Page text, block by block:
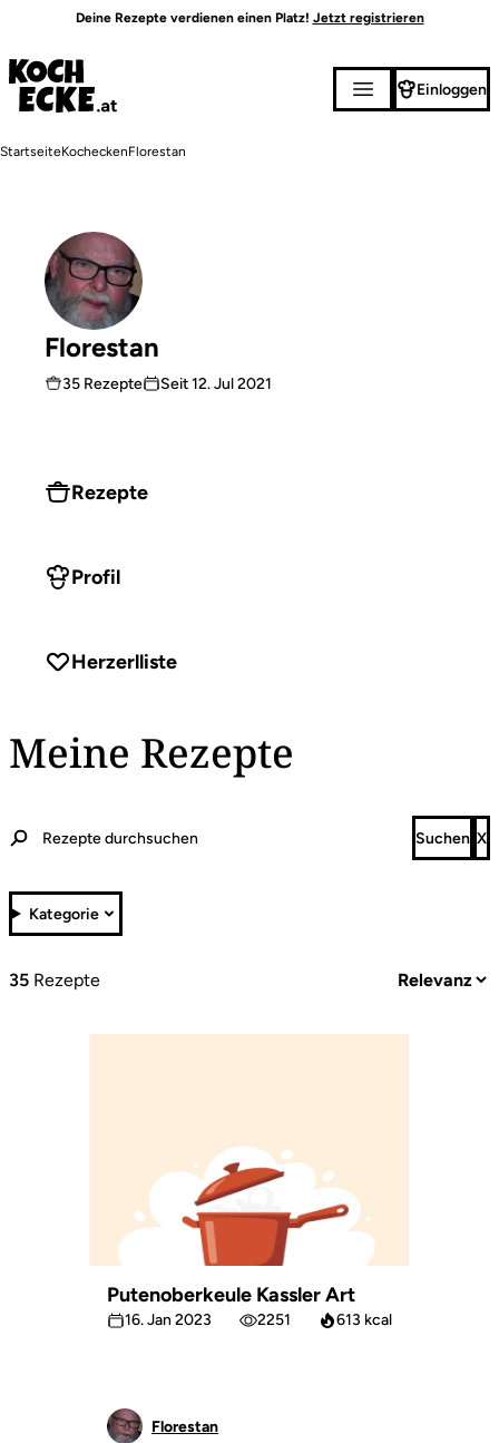
Inhalt
Deine Rezepte verdienen einen Platz! Jetzt registrieren
Einloggen
Pfadnavigation
StartseiteKocheckenFlorestan
Florestan
35 Rezepte Seit12. Jul 2021
Rezepte
Profil
Herzerlliste
Meine Rezepte
Kategorie
35 Rezepte
Putenoberkeule Kassler Art
16. Jan 2023 2251 613 kcal
Florestan